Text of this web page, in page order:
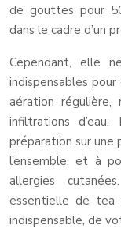
de gouttes pour
dans le cadre d’un
Cependant, elle
indispensables
aération régulière,
infiltrations
préparation sur
l’ensemble, et à
allergies
essentielle de tea
indispensable, de